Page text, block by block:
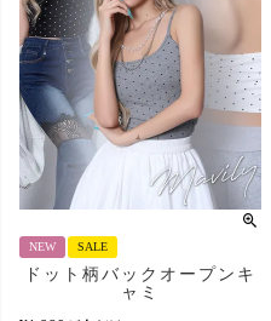
NEW SALE
ドット柄バックオープンキ
ャミ